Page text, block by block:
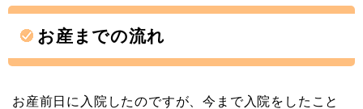
お産までの流れ
お産前日に入院したのですが、今まで入院をしたこと